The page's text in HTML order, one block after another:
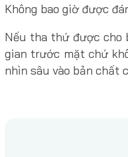
Không bao giờ được
Nếu tha thứ được cho
gian trước mặt chứ
nhìn sâu vào bản chất